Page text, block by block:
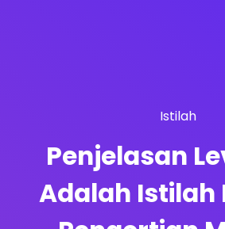
Istilah
Penjelasan
Adalah Istilah